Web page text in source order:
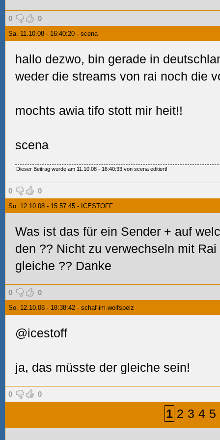
0 0
Sa. 11.10.08 - 16:40:20 - scena
hallo dezwo, bin gerade in
weder die streams von rai noch die
mochts awia tifo stott mir heit!!
scena
Dieser Beitrag wurde am 11.10.08 - 16:40:33 von scena editiert!
0 0
So. 12.10.08 - 15:57:45 - ICESTOFF
Was ist das für ein Sender + auf
den ?? Nicht zu verwechseln mit
gleiche ?? Danke
0 0
So. 12.10.08 - 18:38:42 - schaf-im-wolfspelz
@icestoff
ja, das müsste der gleiche sein!
0 0
1 2 3 4 5